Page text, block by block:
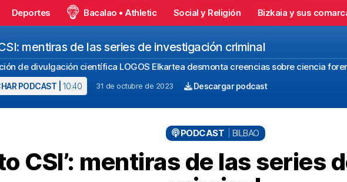
Deportes Bacalao • Athletic Social y Religión Bizkaia y sus
mentiras de las series de investigación criminal
de divulgación científica LOGOS Elkartea desmonta creencias sobre ciencia
PODCAST | 10:40 31 de octubre de 2023 Descargar podcast
PODCAST BILBAO
CSI’: mentiras de las series